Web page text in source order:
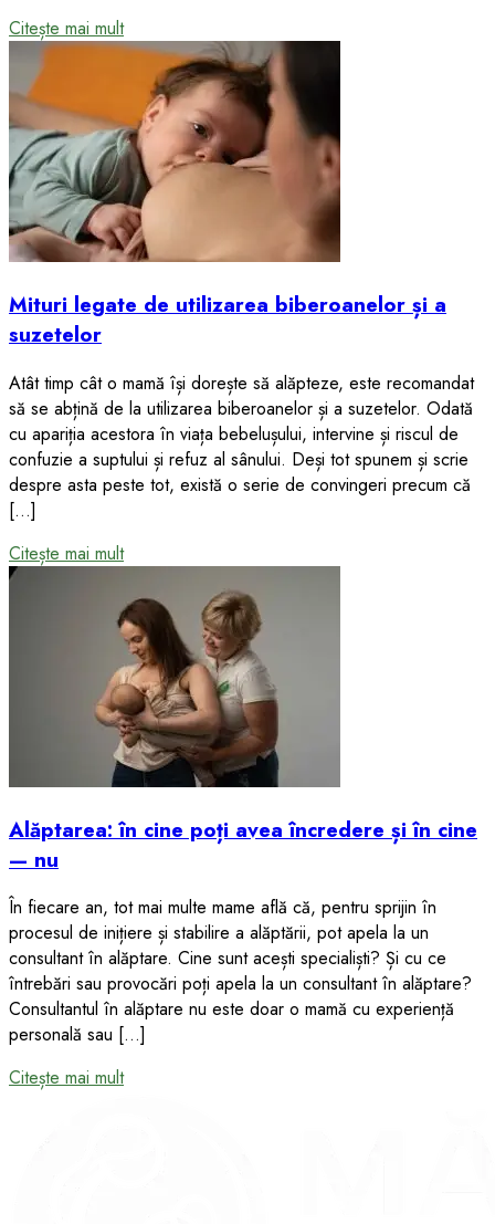
Citește mai mult
Mituri legate de utilizarea biberoanelor și a
suzetelor
Atât timp cât o mamă își dorește să alăpteze, este recomandat
să se abțină de la utilizarea biberoanelor și a suzetelor. Odată
cu apariția acestora în viața bebelușului, intervine și riscul de
confuzie a suptului și refuz al sânului. Deși tot spunem și scrie
despre asta peste tot, există o serie de convingeri precum că
[…]
Citește mai mult
Alăptarea: în cine poți avea încredere și în cine
— nu
În fiecare an, tot mai multe mame află că, pentru sprijin în
procesul de inițiere și stabilire a alăptării, pot apela la un
consultant în alăptare. Cine sunt acești specialiști? Și cu ce
întrebări sau provocări poți apela la un consultant în alăptare?
Consultantul în alăptare nu este doar o mamă cu experiență
personală sau […]
Citește mai mult